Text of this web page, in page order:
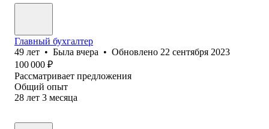
Главный бухгалтер
49 лет • Была вчера • Обновлено 22 сентября 2023
100 000 ₽
Рассматривает предложения
Общий опыт
28 лет 3 месяца